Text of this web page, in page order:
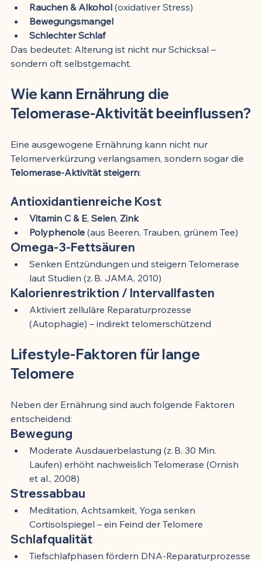
Rauchen & Alkohol (oxidativer Stress)
Bewegungsmangel
Schlechter Schlaf
Das bedeutet: Alterung ist nicht nur Schicksal –
sondern oft selbstgemacht.
Wie kann Ernährung die
Telomerase-Aktivität beeinflussen?
Eine ausgewogene Ernährung kann nicht nur
Telomerverkürzung verlangsamen, sondern sogar die
Telomerase-Aktivität steigern:
Antioxidantienreiche Kost
Vitamin C & E, Selen, Zink
Polyphenole (aus Beeren, Trauben, grünem Tee)
Omega-3-Fettsäuren
Senken Entzündungen und steigern Telomerase
laut Studien (z. B. JAMA, 2010)
Kalorienrestriktion / Intervallfasten
Aktiviert zelluläre Reparaturprozesse
(Autophagie) – indirekt telomerschützend
Lifestyle-Faktoren für lange
Telomere
Neben der Ernährung sind auch folgende Faktoren
entscheidend:
Bewegung
Moderate Ausdauerbelastung (z. B. 30 Min.
Laufen) erhöht nachweislich Telomerase (Ornish
et al., 2008)
Stressabbau
Meditation, Achtsamkeit, Yoga senken
Cortisolspiegel – ein Feind der Telomere
Schlafqualität
Tiefschlafphasen fördern DNA-Reparaturprozesse